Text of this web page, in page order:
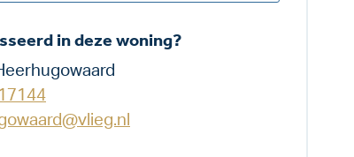
in deze woning?